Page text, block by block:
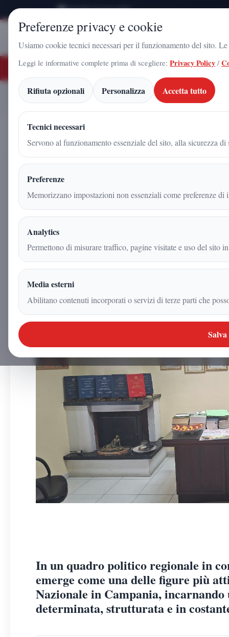
Giovedì 6 Agosto 2026
StampaCampania
ULTIME NOTIZIE
Gadola, il volto di Futuro Nazionale a Caserta: l'uomo che sta costruendo
Home Articoli Arnaldo Gadola, la
Arnaldo Gadola, la spinta
Campania: il protagonista
equilibri territoriali
Redazione |
23 giugno 2026
| 2min
In un quadro politico regionale in
emerge come una delle figure più
Nazionale in Campania,
determinata, strutturata e in
Preferenze privacy e cookie
Usiamo cookie tecnici necessari per il funzionamento del sito.
Leggi le informative complete prima di scegliere: Privacy Policy /
Rifiuta opzionali Personalizza Accetta tutto
Tecnici necessari
Servono al funzionamento essenziale del sito, alla sicurezza
Preferenze
Memorizzano impostazioni non essenziali come preferenze
Analytics
Permettono di misurare traffico, pagine visitate e uso del sito
Media esterni
Abilitano contenuti incorporati o servizi di terze parti che